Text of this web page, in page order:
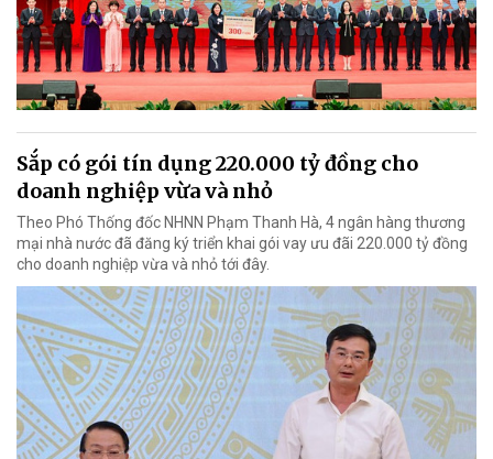
Sắp có gói tín dụng 220.000 tỷ đồng cho
doanh nghiệp vừa và nhỏ
Theo Phó Thống đốc NHNN Phạm Thanh Hà, 4 ngân hàng thương
mại nhà nước đã đăng ký triển khai gói vay ưu đãi 220.000 tỷ đồng
cho doanh nghiệp vừa và nhỏ tới đây.